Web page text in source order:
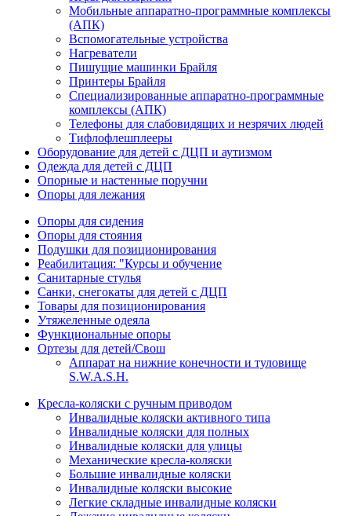
Мобильные аппаратно-программные комплексы
(АПК)
Вспомогательные устройства
Нагреватели
Пишущие машинки Брайля
Принтеры Брайля
Специализированные аппаратно-программные
комплексы (АПК)
Телефоны для слабовидящих и незрячих людей
Тифлофлешплееры
Оборудование для детей с ДЦП и аутизмом
Одежда для детей с ДЦП
Опорные и настенные поручни
Опоры для лежания
Опоры для сидения
Опоры для стояния
Подушки для позиционирования
Реабилитация: "Курсы и обучение
Санитарные стулья
Санки, снегокаты для детей с ДЦП
Товары для позиционирования
Утяжеленные одеяла
Функциональные опоры
Ортезы для детей/Свош
Аппарат на нижние конечности и туловище
S.W.A.S.H.
Кресла-коляски с ручным приводом
Инвалидные коляски активного типа
Инвалидные коляски для полных
Инвалидные коляски для улицы
Механические кресла-коляски
Большие инвалидные коляски
Инвалидные коляски высокие
Легкие складные инвалидные коляски